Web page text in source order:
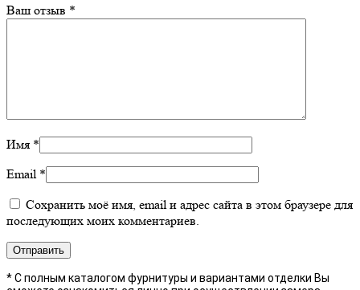
Ваш отзыв *
Имя *
Email *
Сохранить моё имя, email и адрес сайта в этом браузере для
последующих моих комментариев.
* С полным каталогом фурнитуры и вариантами отделки Вы